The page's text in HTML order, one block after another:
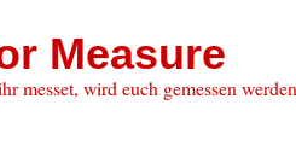
Measure
messet, wird euch gemessen